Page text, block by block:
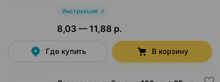
Инструкция
8,03 — 11,88 р.
Где купить В корзину